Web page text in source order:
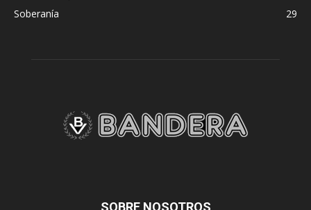
Soberanía
29
SOBRE NOSOTROS